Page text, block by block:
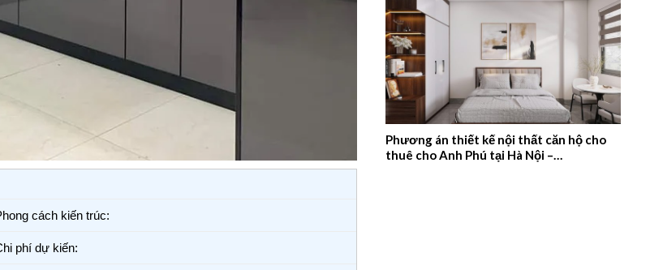
cách kiến trúc:
phí dự kiến:
Phương án thiết kế nội thất căn hộ cho
thuê cho Anh Phú tại Hà Nội –